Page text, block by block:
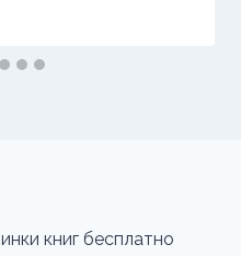
книг бесплатно